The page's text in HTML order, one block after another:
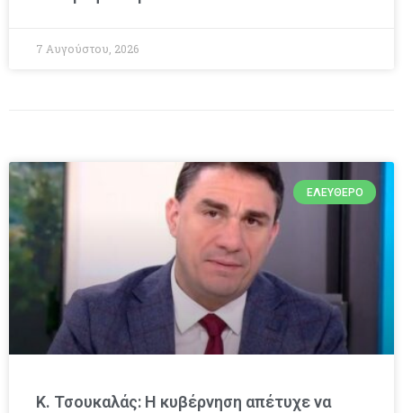
7 Αυγούστου, 2026
ΕΛΕΎΘΕΡΟ
Κ. Τσουκαλάς: Η κυβέρνηση απέτυχε να